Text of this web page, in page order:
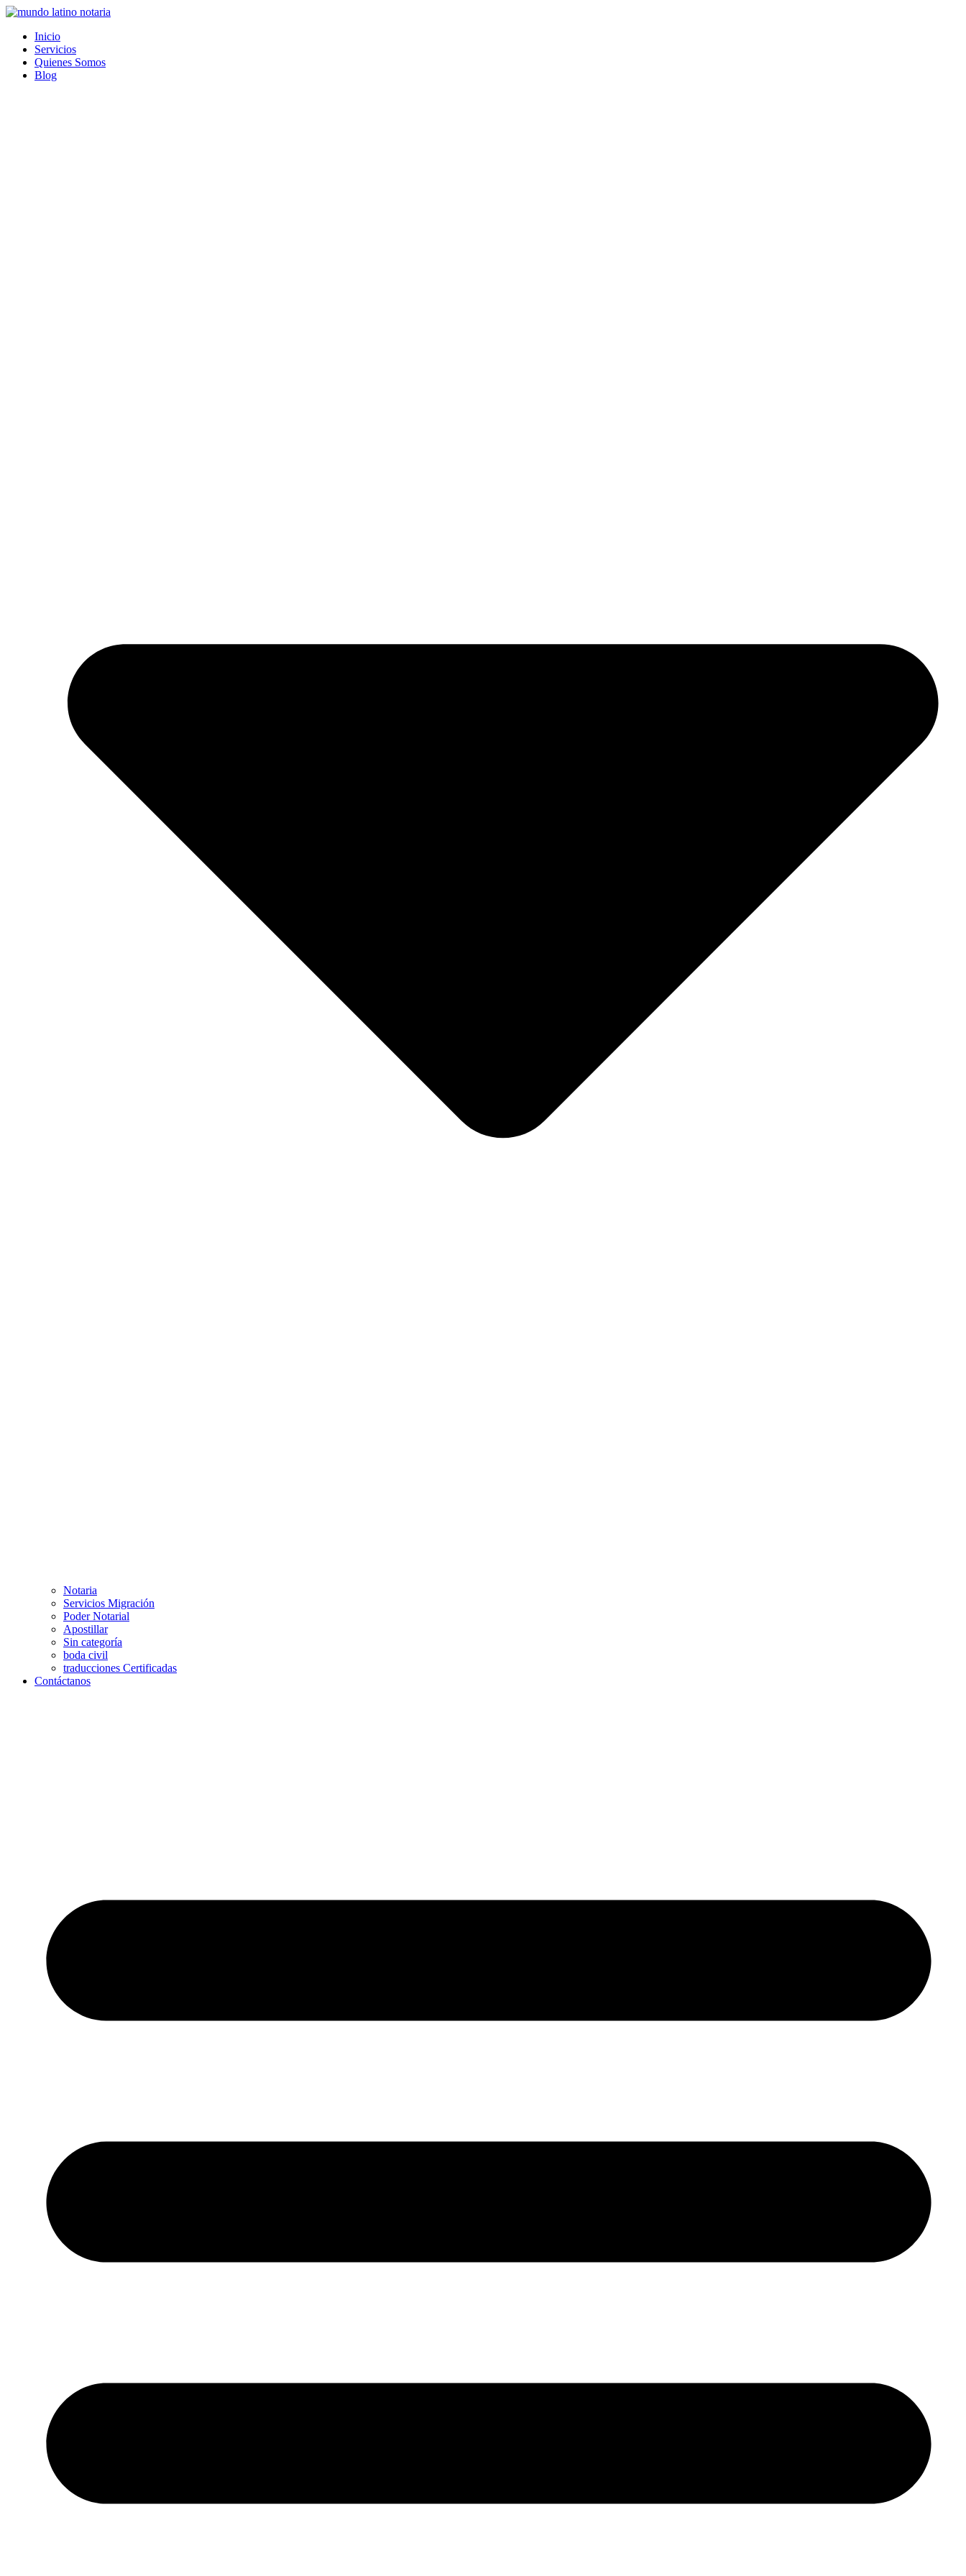
Saltar
contenido
Inicio
Servicios
Quienes Somos
Blog
Notaria
Servicios Migración
Poder Notarial
Apostillar
Sin categoría
boda civil
traducciones Certificadas
Contáctanos